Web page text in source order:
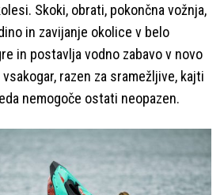
Skoki, obrati, pokončna vožnja,
in zavijanje okolice v belo
in postavlja vodno zabavo v novo
razen za sramežljive, kajti
nemogoče ostati neopazen.